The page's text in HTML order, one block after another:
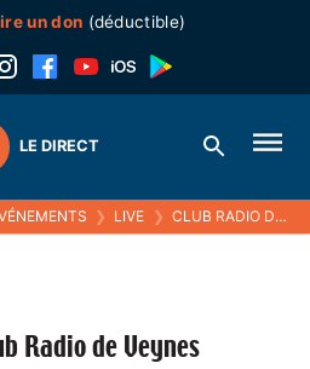
un don (déductible)
LE DIRECT
❯ LIVE ❯ CLUB RADIO DE VEYNES
Radio de Veynes